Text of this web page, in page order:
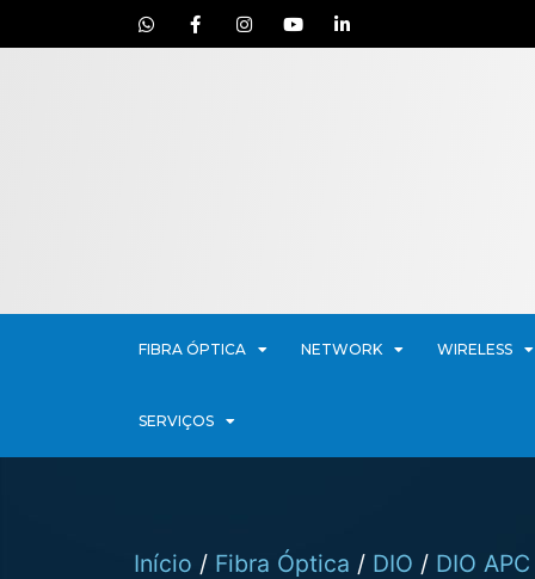
FIBRA ÓPTICA NETWORK WIRELESS
SERVIÇOS
Início / Fibra Óptica / DIO / DIO APC